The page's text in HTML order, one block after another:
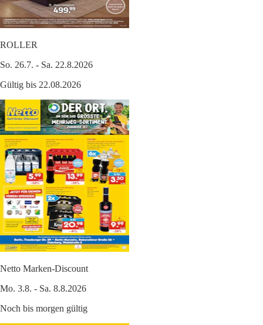
ROLLER
So. 26.7. - Sa. 22.8.2026
Gültig bis 22.08.2026
Netto Marken-Discount
Mo. 3.8. - Sa. 8.8.2026
Noch bis morgen gültig